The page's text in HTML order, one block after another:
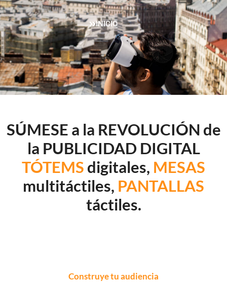
INICIO
SÚMESE a la REVOLUCIÓN de
la PUBLICIDAD DIGITAL
TÓTEMS digitales, MESAS
multitáctiles, PANTALLAS
táctiles.
Construye tu audiencia